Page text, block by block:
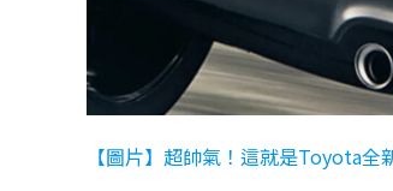
【圖片】超帥氣！這就是Toyota